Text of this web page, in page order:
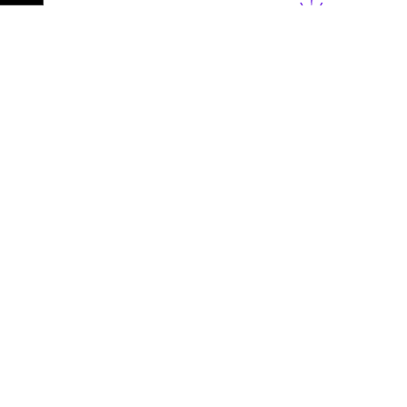
בחופי העיר. בנוסף נטען למטרדי ריח קשים
הנפגעים ומאפייני הסיכון בכל מקטע.